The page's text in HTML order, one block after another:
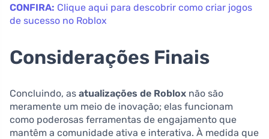
CONFIRA: Clique aqui para descobrir como criar jogos
de sucesso no Roblox
Considerações Finais
Concluindo, as atualizações de Roblox não são
meramente um meio de inovação; elas funcionam
como poderosas ferramentas de engajamento que
mantêm a comunidade ativa e interativa. À medida que